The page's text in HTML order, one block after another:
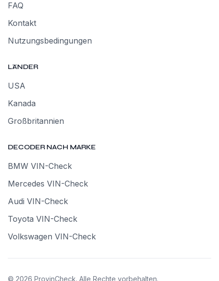
FAQ
Kontakt
Nutzungsbedingungen
LÄNDER
USA
Kanada
Großbritannien
DECODER NACH MARKE
BMW VIN-Check
Mercedes VIN-Check
Audi VIN-Check
Toyota VIN-Check
Volkswagen VIN-Check
© 2026 ProvinCheck. Alle Rechte vorbehalten.